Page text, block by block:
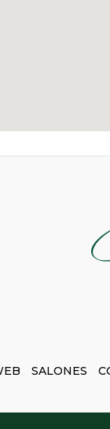
SALONES